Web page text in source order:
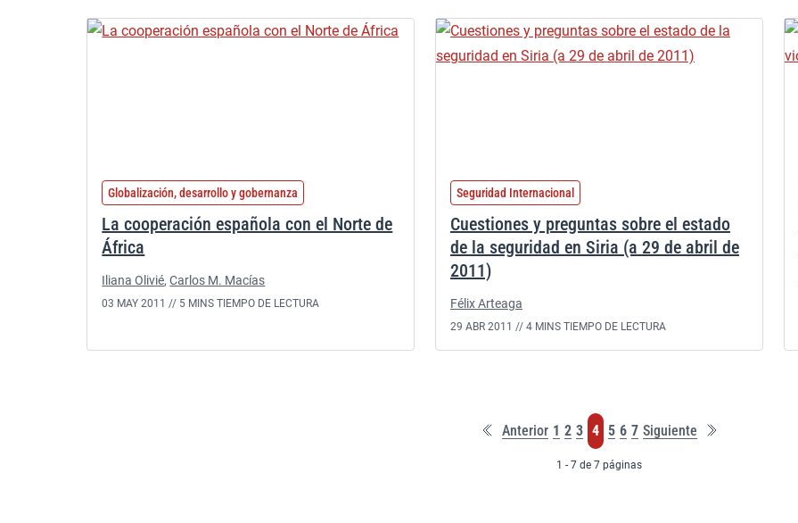
Globalización, desarrollo y gobernanza
La cooperación española con el Norte de
África
Iliana Olivié,Carlos M. Macías
03 MAY 2011 // 5 MINS TIEMPO DE LECTURA
Seguridad Internacional
Cuestiones y preguntas sobre el estado
de la seguridad en Siria (a 29 de abril de
2011)
Félix Arteaga
29 ABR 2011 // 4 MINS TIEMPO DE LECTURA
Primera
página
Anterior Página
1 Página
2 Página
3 Página
4 Página
5 Página
6 Página
7 Siguiente
Última
página
1 - 7 de 7 páginas